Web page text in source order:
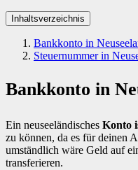
Inhaltsverzeichnis
Bankkonto in
Steuernummer in
Bankkonto in
Ein neuseeländisches Konto
zu können, da es für deinen
umständlich wäre Geld auf
transferieren.